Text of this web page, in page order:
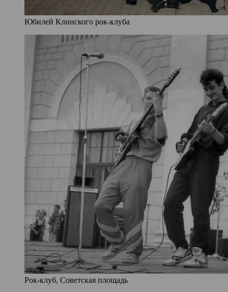
Юбилей Клинского рок-клуба
Рок-клуб, Советская площадь